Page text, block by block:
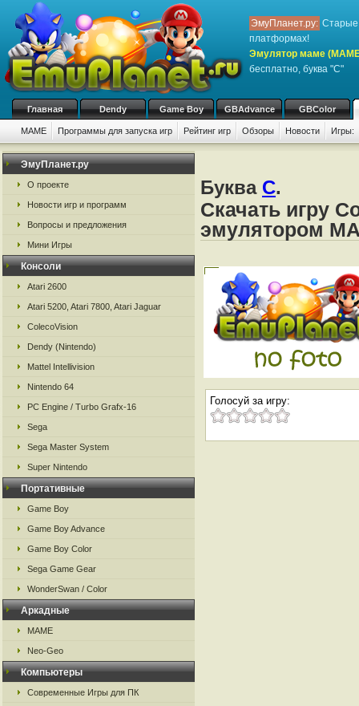
ЭмуПланет.ру: Старые
платформах!
Эмулятор маме
бесплатно, буква "C"
Главная Dendy Game Boy GBAdvance GBColor
MAME Программы для запуска игр Рейтинг игр Обзоры Новости Игры:
ЭмуПланет.ру
О проекте
Новости игр и программ
Вопросы и предложения
Мини Игры
Консоли
Atari 2600
Atari 5200, Atari 7800, Atari Jaguar
ColecoVision
Dendy (Nintendo)
Mattel Intellivision
Nintendo 64
PC Engine / Turbo Grafx-16
Sega
Sega Master System
Super Nintendo
Портативные
Game Boy
Game Boy Advance
Game Boy Color
Sega Game Gear
WonderSwan / Color
Аркадные
MAME
Neo-Geo
Компьютеры
Современные Игры для ПК
Буква C.
Скачать игру
эмулятором
Голосуй за игру: